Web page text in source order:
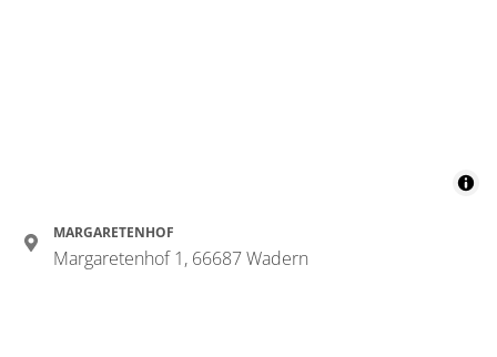
MARGARETENHOF
Margaretenhof 1, 66687 Wadern